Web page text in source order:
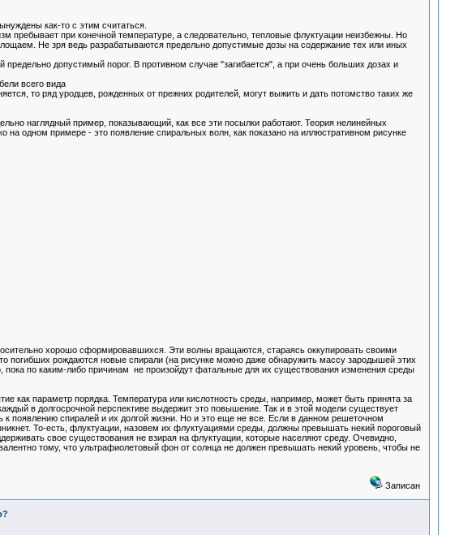
как-то с этим считаться.
пребывает при конечной температуре, а следовательно, тепловые флуктуации неизбежны. Но
Не зря ведь разрабатываются предельно допустимые дозы на содержание тех или иных
допустимый порог. В противном случае "загибается", а при очень больших дозах и
всего вида
то ряд уродцев, рожденных от прежних родителей, могут выжить и дать потомство таких же
наглядный пример, показывающий, как все эти посылки работают. Теория нелинейных
одном примере - это появление спиральных волн, как показано на иллюстративном рисунке
хорошо сформировавшихся. Эти волны вращаются, стараясь оккупировать своими
погибших рождаются новые спирали (на рисунке можно даже обнаружить массу зародышей этих
пока по каким-либо причинам не произойдут фатальные для их существования изменения среды
как параметр порядка. Температура или кислотность среды, например, может быть принята за
в долгосрочной перспективе выдержит это повышение. Так и в этой модели существует
появлению спиралей и их долгой жизни. Но и это еще не все. Если в данном решеточном
То-есть, флуктуации, назовем их флуктуациями среды, должны превышать некий пороговый
свое существования не взирая на флуктуации, которые населяют среду. Очевидно,
тому, что ультрафиолетовый фон от солнца не должен превышать некий уровень, чтобы не
Записан